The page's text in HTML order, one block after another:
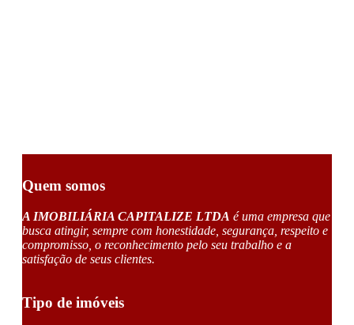
Quem somos
A IMOBILIÁRIA CAPITALIZE LTDA é uma empresa que
busca atingir, sempre com honestidade, segurança, respeito e
compromisso, o reconhecimento pelo seu trabalho e a
satisfação de seus clientes.
Tipo de imóveis